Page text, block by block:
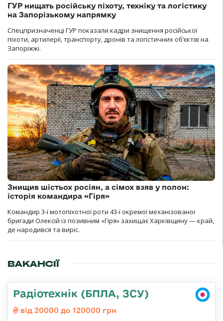
ГУР нищать російську піхоту, техніку та логістику
на Запорізькому напрямку
Спецпризначенці ГУР показали кадри знищення російської
піхоти, артилерії, транспорту, дронів та логістичних об’єктів на
Запоріжжі.
Знищив шістьох росіян, а сімох взяв у полон:
історія командира «Гіря»
Командир 3-ї мотопіхотної роти 43-ї окремої механізованої
бригади Олексій із позивним «Гіря» захищає Харківщину — край,
де народився та виріс.
ВАКАНСІЇ
Радіотехнік (БПЛА, ЗСУ)
від 20000 до 120000 грн